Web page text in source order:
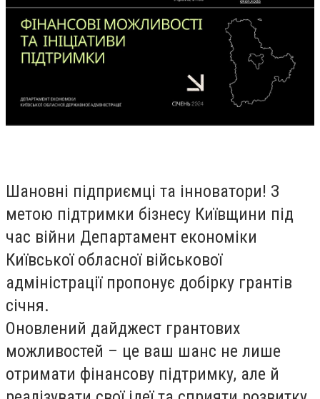
Шановні підприємці та інноватори! З
метою підтримки бізнесу Київщини під
час війни Департамент економіки
Київської обласної військової
адміністрації пропонує добірку грантів
січня.
Оновлений дайджест грантових
можливостей – це ваш шанс не лише
отримати фінансову підтримку, але й